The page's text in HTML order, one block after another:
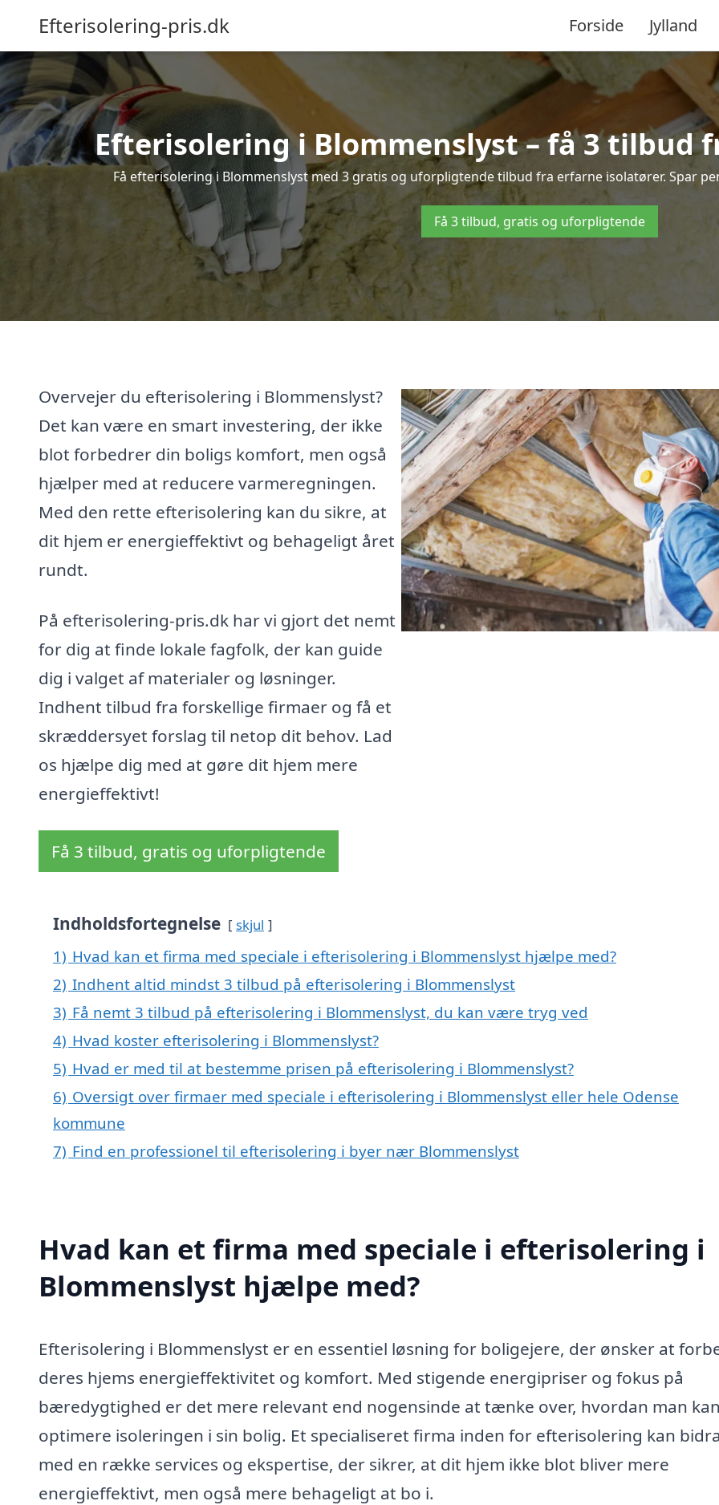
Efterisolering-pris.dk Forside Jylland
Efterisolering i Blommenslyst – få 3 tilbud
Få efterisolering i Blommenslyst med 3 gratis og uforpligtende tilbud fra erfarne isolatører. Spar
Få 3 tilbud, gratis og uforpligtende
Overvejer du efterisolering i Blommenslyst?
Det kan være en smart investering, der ikke
blot forbedrer din boligs komfort, men også
hjælper med at reducere varmeregningen.
Med den rette efterisolering kan du sikre, at
dit hjem er energieffektivt og behageligt året
rundt.
På efterisolering-pris.dk har vi gjort det nemt
for dig at finde lokale fagfolk, der kan guide
dig i valget af materialer og løsninger.
Indhent tilbud fra forskellige firmaer og få et
skræddersyet forslag til netop dit behov. Lad
os hjælpe dig med at gøre dit hjem mere
energieffektivt!
Få 3 tilbud, gratis og uforpligtende
Indholdsfortegnelse skjul
1) Hvad kan et firma med speciale i efterisolering i Blommenslyst hjælpe med?
2) Indhent altid mindst 3 tilbud på efterisolering i Blommenslyst
3) Få nemt 3 tilbud på efterisolering i Blommenslyst, du kan være tryg ved
4) Hvad koster efterisolering i Blommenslyst?
5) Hvad er med til at bestemme prisen på efterisolering i Blommenslyst?
6) Oversigt over firmaer med speciale i efterisolering i Blommenslyst eller hele Odense
kommune
7) Find en professionel til efterisolering i byer nær Blommenslyst
Hvad kan et firma med speciale i efterisolering i
Blommenslyst hjælpe med?
Efterisolering i Blommenslyst er en essentiel løsning for boligejere, der ønsker at
deres hjems energieffektivitet og komfort. Med stigende energipriser og fokus på
bæredygtighed er det mere relevant end nogensinde at tænke over, hvordan man kan
optimere isoleringen i sin bolig. Et specialiseret firma inden for efterisolering kan
med en række services og ekspertise, der sikrer, at dit hjem ikke blot bliver mere
energieffektivt, men også mere behageligt at bo i.